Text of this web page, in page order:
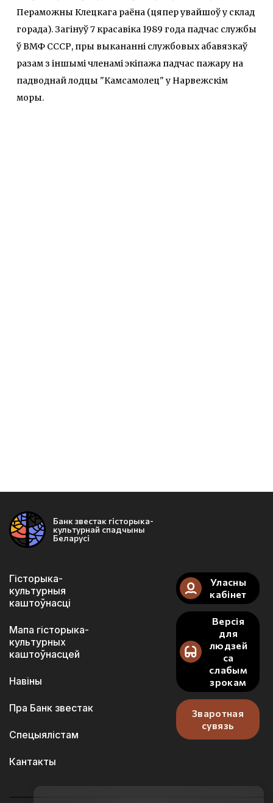
Пераможны Клецкага раёна (цяпер увайшоў у склад
горада). Загінуў 7 красавіка 1989 года падчас службы
ў ВМФ СССР, пры выкананні службовых абавязкаў
разам з іншымі членамі экіпажа падчас пажару на
падводнай лодцы "Камсамолец" у Нарвежскім
моры.
Банк звестак гісторыка-
культурнай спадчыны
Беларусі
Гісторыка-
культурныя
каштоўнасці
Мапа гісторыка-
культурных
каштоўнасцей
Навіны
Пра Банк звестак
Спецыялістам
Кантакты
Уласны
кабінет
Версія
для
людзей
са
слабым
зрокам
Зваротная
сувязь